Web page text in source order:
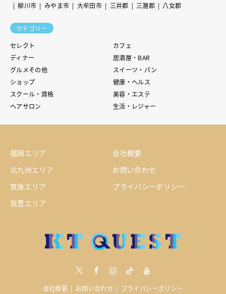
柳川市
みやま市 大牟田市 三井郡 三潴郡 八女郡
カテゴリー
セレクト
カフェ
ディナー
居酒屋・BAR
グルメその他
スイーツ・パン
ショップ
健康・ヘルス
スクール・資格
美容・エステ
ヘアサロン
生活・レジャー
福岡エリア
北九州エリア
筑後エリア
筑豊エリア
会社概要
お問い合わせ
プライバシーポリシー
Instagramtiktock youtube
会社概要 お問い合わせ プライバシーポリシー